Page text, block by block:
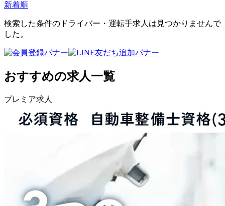
新着順
検索した条件のドライバー・運転手求人は見つかりませんで
した。
おすすめの求人一覧
プレミア求人